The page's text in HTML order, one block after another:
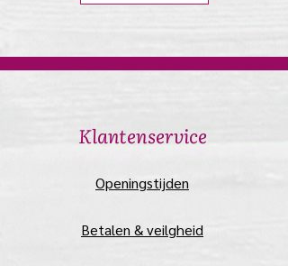
​Klantenservice
​Openingstijden
Betalen & veilgheid